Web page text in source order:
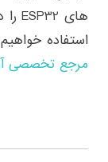
استفاده
مرجع تخصصی